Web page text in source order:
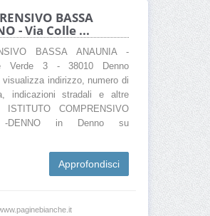
BASSA
- Via Colle ...
BASSA ANAUNIA -
Verde 3 - 38010 Denno
visualizza indirizzo, numero di
indicazioni stradali e altre
COMPRENSIVO
-DENNO in Denno su
Approfondisci